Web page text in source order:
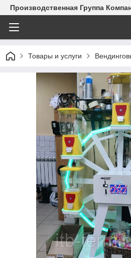
Производственная Группа
Товары и услуги